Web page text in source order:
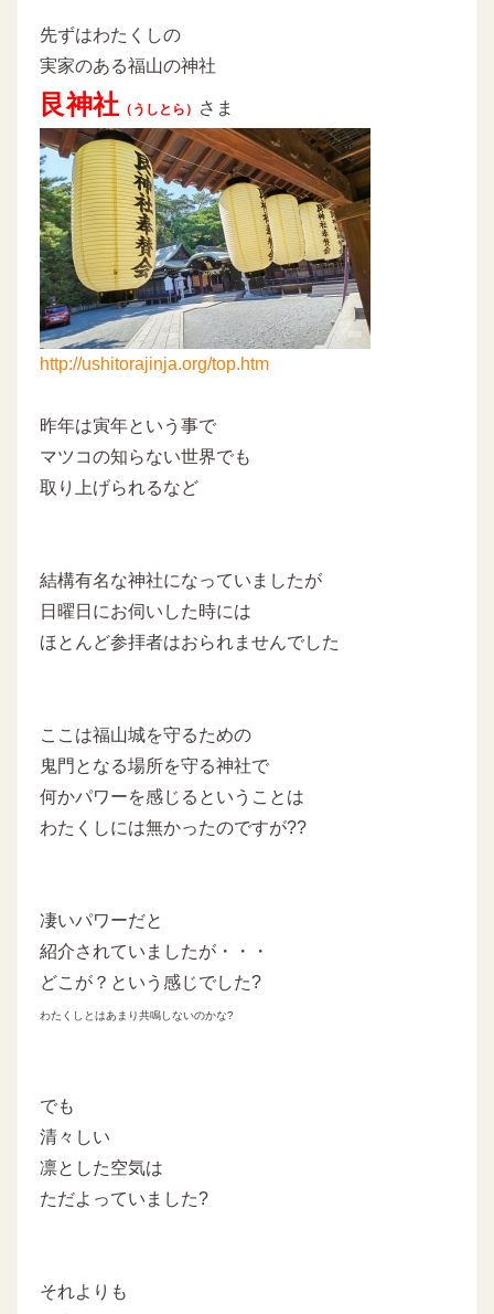
先ずはわたくしの
実家のある福山の神社
艮神社 （うしとら） さま
http://ushitorajinja.org/top.htm
昨年は寅年という事で
マツコの知らない世界でも
取り上げられるなど
結構有名な神社になっていましたが
日曜日にお伺いした時には
ほとんど参拝者はおられませんでした
ここは福山城を守るための
鬼門となる場所を守る神社で
何かパワーを感じるということは
わたくしには無かったのですが??
凄いパワーだと
紹介されていましたが・・・
どこが？という感じでした?
わたくしとはあまり共鳴しないのかな?
でも
清々しい
凛とした空気は
ただよっていました?
それよりも